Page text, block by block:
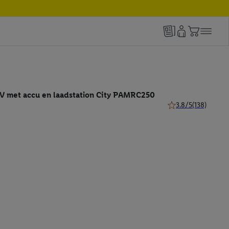
met accu en laadstation City PAMRC250
3.8/5(138)